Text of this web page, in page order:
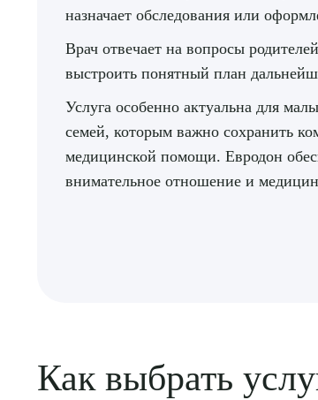
назначает обследования или
Врач отвечает на вопросы
выстроить понятный план
Услуга особенно актуальна для
семей, которым важно сохранить
медицинской помощи. Евродон
внимательное отношение и
Как выбрать